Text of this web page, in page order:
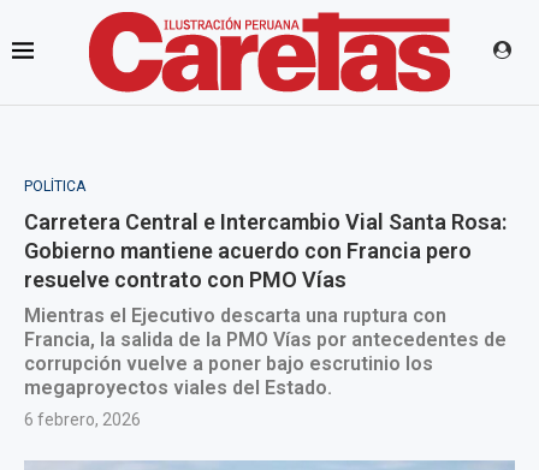
POLÍTICA
Carretera Central e Intercambio Vial Santa Rosa:
Gobierno mantiene acuerdo con Francia pero
resuelve contrato con PMO Vías
Mientras el Ejecutivo descarta una ruptura con
Francia, la salida de la PMO Vías por antecedentes de
corrupción vuelve a poner bajo escrutinio los
megaproyectos viales del Estado.
6 febrero, 2026